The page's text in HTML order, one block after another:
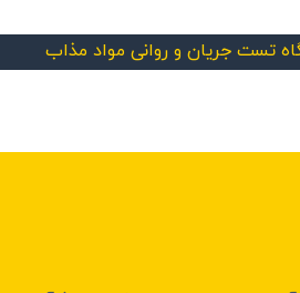
تست جریان و روانی مواد مذاب